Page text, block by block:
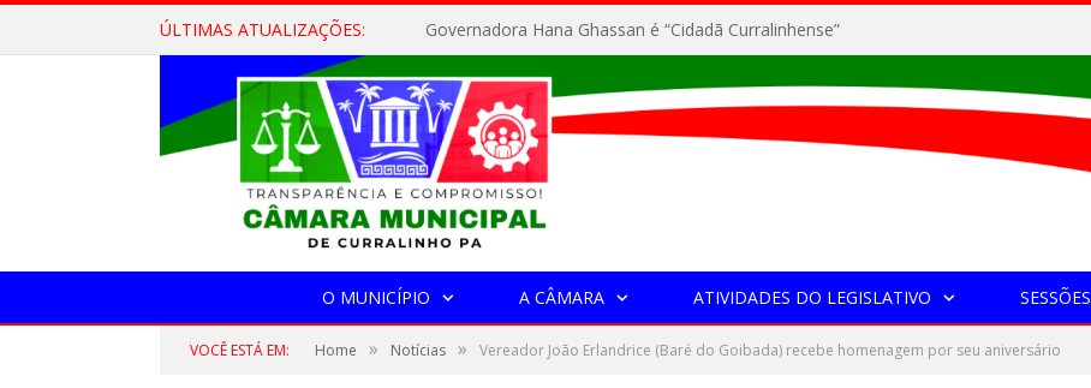
ÚLTIMAS ATUALIZAÇÕES: Governadora Hana Ghassan é “Cidadã Curralinhense”
O MUNICÍPIO A CÂMARA ATIVIDADES DO LEGISLATIVO SESSÕES
VOCÊ ESTÁ EM: Home » Notícias » Vereador João Erlandrice (Baré do Goibada) recebe homenagem por seu aniversário